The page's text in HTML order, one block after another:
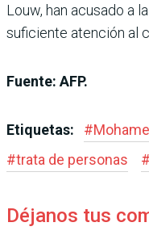
Louw, han acusado a
suficiente atención al
Fuente: AFP.
Etiquetas: #
#trata de personas #
Déjanos tus